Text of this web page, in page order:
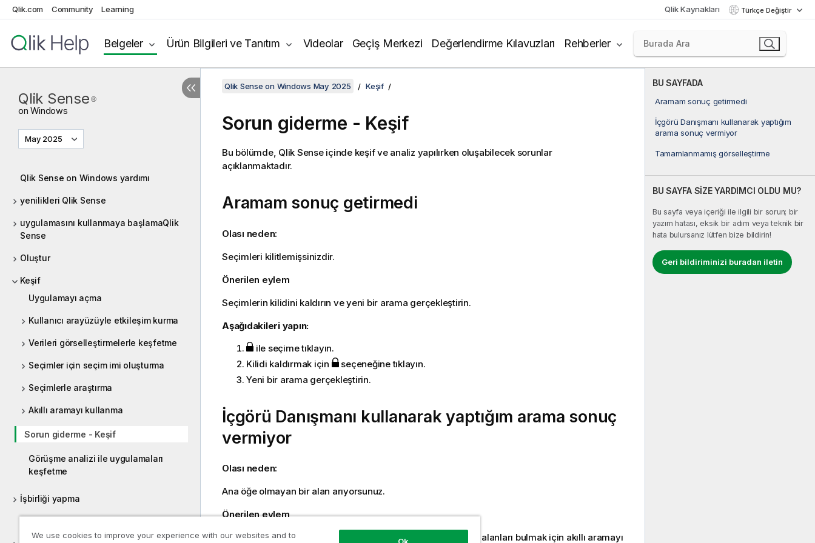
Qlik.com Community Learning Qlik Kaynakları Türkçe Değiştir
Belgeler Ürün Bilgileri ve Tanıtım Videolar Geçiş Merkezi Değerlendirme Kılavuzları Rehberler
Qlik Sense ®
onWindows
May 2025
Qlik Sense on Windows yardımı
yenilikleri Qlik Sense
uygulamasını kullanmaya başlamaQlik
Sense
Oluştur
Keşif
Uygulamayı açma
Kullanıcı arayüzüyle etkileşim kurma
Verileri görselleştirmelerle keşfetme
Seçimler için seçim imi oluşturma
Seçimlerle araştırma
Akıllı aramayı kullanma
Sorun giderme - Keşif
Görüşme analizi ile uygulamaları
keşfetme
İşbirliği yapma
BU SAYFADA
Aramam sonuç getirmedi
İçgörü Danışmanı kullanarak yaptığım
arama sonuç vermiyor
Tamamlanmamış görselleştirme
BU SAYFA SİZE YARDIMCI OLDU MU?
Bu sayfa veya içeriği ile ilgili bir sorun; bir
yazım hatası, eksik bir adım veya teknik bir
hata bulursanız lütfen bize bildirin!
Geri bildiriminizi buradan iletin
Qlik Sense on Windows May 2025 Keşif
Sorun giderme - Keşif
Bu bölümde, Qlik Senseiçinde keşif ve analiz yapılırken oluşabilecek sorunlar
açıklanmaktadır.
Aramam sonuç getirmedi
Olası neden:
Seçimleri kilitlemişsinizdir.
Önerilen eylem
Seçimlerin kilidini kaldırın ve yeni bir arama gerçekleştirin.
Aşağıdakileri yapın:
ile seçime tıklayın.
Kilidi kaldırmak için
seçeneğine tıklayın.
Yeni bir arama gerçekleştirin.
İçgörü Danışmanı kullanarak yaptığım arama sonuç
vermiyor
Olası neden:
Ana öğe olmayan bir alan arıyorsunuz.
Önerilen eylem
Bunun yerine bir ana öğe arayın. Ek olarak, ana öğe olmayan alanları bulmak için akıllı aramayı
We use cookies to improve your experience with our websites and to